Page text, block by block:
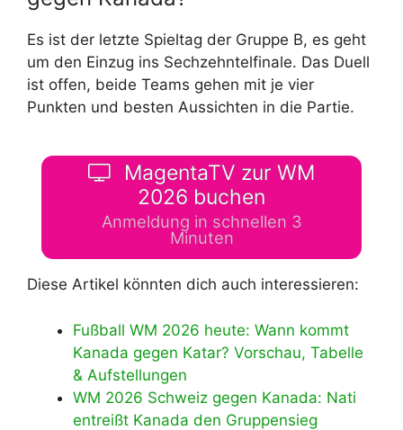
Es ist der letzte Spieltag der Gruppe B, es geht
um den Einzug ins Sechzehntelfinale. Das Duell
ist offen, beide Teams gehen mit je vier
Punkten und besten Aussichten in die Partie.
MagentaTV zur WM
2026 buchen
Anmeldung in schnellen 3
Minuten
Diese Artikel könnten dich auch interessieren:
Fußball WM 2026 heute: Wann kommt
Kanada gegen Katar? Vorschau, Tabelle
& Aufstellungen
WM 2026 Schweiz gegen Kanada: Nati
entreißt Kanada den Gruppensieg